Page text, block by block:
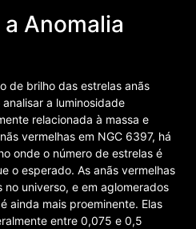
Anomalia
de brilho das estrelas anãs
a luminosidade
relacionada à massa e
vermelhas em NGC 6397, há
onde o número de estrelas é
o esperado. As anãs vermelhas
no universo, e em aglomerados
ainda mais proeminente. Elas
entre 0,075 e 0,5